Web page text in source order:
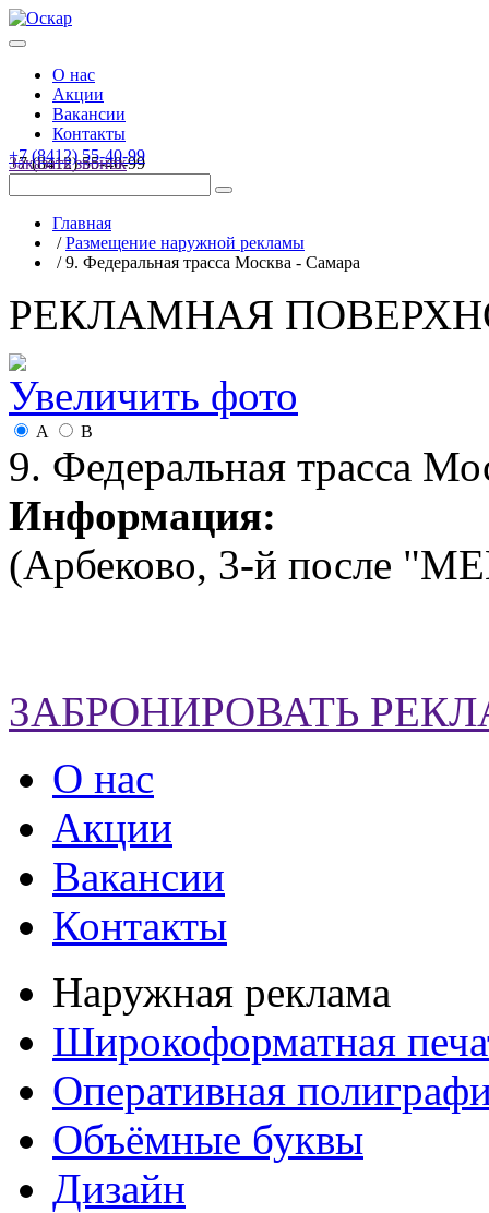
О нас
Акции
Вакансии
Контакты
+7 (8412) 55-40-99
+7 (8412) 55-40-99
Заказать звонок
Главная
/Размещение наружной рекламы
/9. Федеральная трасса Москва - Самара
РЕКЛАМНАЯ
Увеличить фото
А B
9. Федеральная трасса
Информация:
(Арбеково, 3-й после
ЗАБРОНИРОВАТЬ
О нас
Акции
Вакансии
Контакты
Наружная реклама
Широкоформатная
Оперативная
Объёмные буквы
Дизайн